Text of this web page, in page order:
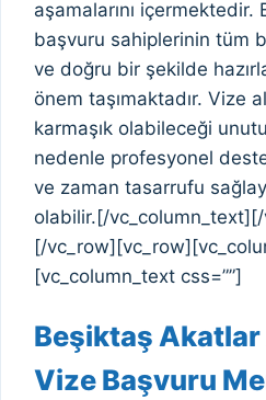
aşamalarını içermektedir.
başvuru sahiplerinin tüm
ve doğru bir şekilde
önem taşımaktadır. Vize
karmaşık olabileceği
nedenle profesyonel
ve zaman tasarrufu
olabilir.[/vc_column_text][/
[/
[vc_column_text css=””]
Beşiktaş
Vize Başvuru